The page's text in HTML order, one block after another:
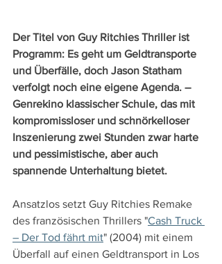
Der Titel von Guy Ritchies Thriller ist
Programm: Es geht um Geldtransporte
und Überfälle, doch Jason Statham
verfolgt noch eine eigene Agenda. –
Genrekino klassischer Schule, das mit
kompromissloser und schnörkelloser
Inszenierung zwei Stunden zwar harte
und pessimistische, aber auch
spannende Unterhaltung bietet.
Ansatzlos setzt Guy Ritchies Remake
des französischen Thrillers "Cash Truck
– Der Tod fährt mit" (2004) mit einem
Überfall auf einen Geldtransport in Los